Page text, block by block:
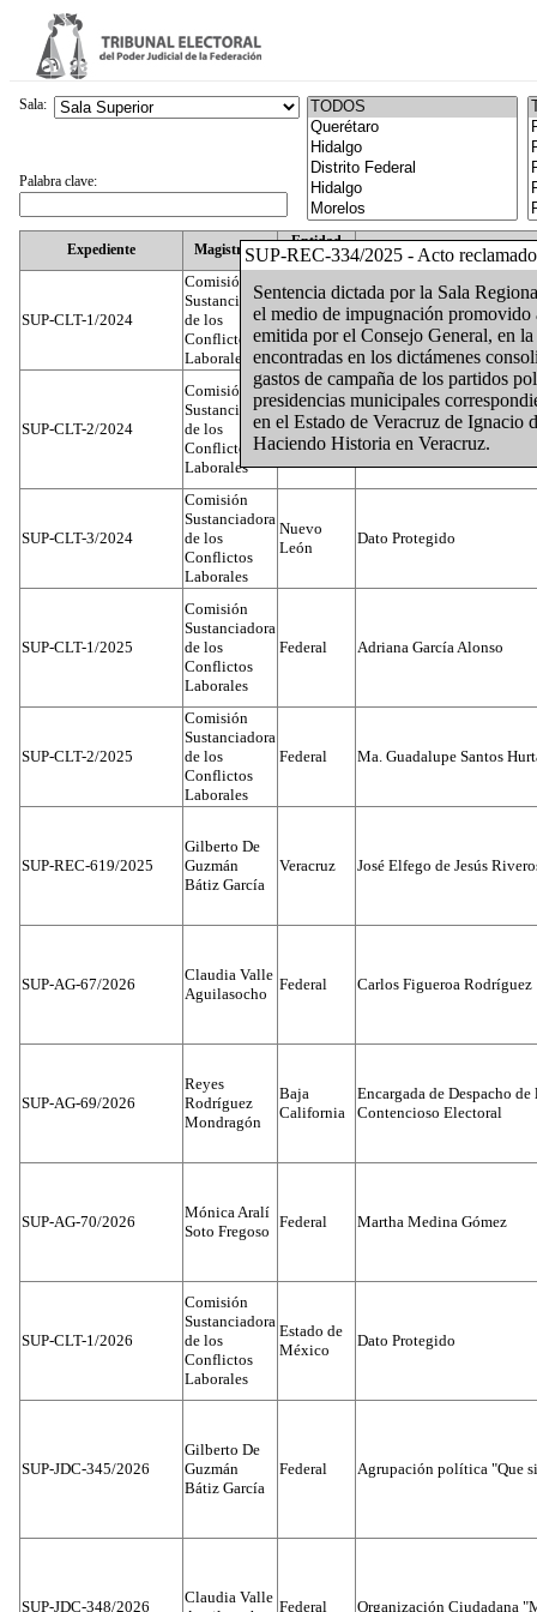
SUP-REC-334/2025 - Acto reclamado
Sentencia dictada por la Sala
el medio de impugnación
emitida por el Consejo General, en
encontradas en los dictámenes
gastos de campaña de los partidos
presidencias municipales
en el Estado de Veracruz de Ignacio
Haciendo Historia en Veracruz.
Expediente Magistrado
Entidad
Federativa
SUP-CLT-1/2024
Comisión
Sustanciadora
de los
Conflictos
Laborales
Federal Juan José Serrato Velasco
SUP-CLT-2/2024
Comisión
Sustanciadora
de los
Conflictos
Laborales
Federal José Luis Muñoz Zambrano
SUP-CLT-3/2024
Comisión
Sustanciadora
de los
Conflictos
Laborales
Nuevo
León
Dato Protegido
SUP-CLT-1/2025
Comisión
Sustanciadora
de los
Conflictos
Laborales
Federal Adriana García Alonso
SUP-CLT-2/2025
Comisión
Sustanciadora
de los
Conflictos
Laborales
Federal Ma. Guadalupe Santos
SUP-REC-619/2025
Gilberto De
Guzmán
Bátiz García
Veracruz José Elfego de Jesús
SUP-AG-67/2026
Claudia Valle
Aguilasocho
Federal Carlos Figueroa Rodríguez
SUP-AG-69/2026
Reyes
Rodríguez
Mondragón
Baja
California
Encargada de Despacho
Contencioso Electoral
SUP-AG-70/2026
Mónica Aralí
Soto Fregoso
Federal Martha Medina Gómez
SUP-CLT-1/2026
Comisión
Sustanciadora
de los
Conflictos
Laborales
Estado de
México
Dato Protegido
SUP-JDC-345/2026
Gilberto De
Guzmán
Bátiz García
Federal Agrupación política "Que
SUP-JDC-348/2026
Claudia Valle
Federal Organización Ciudadana
Sala:
Palabra clave: